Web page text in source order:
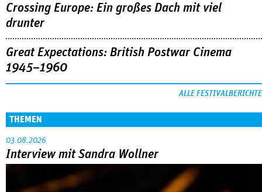
Crossing Europe: Ein großes Dach mit viel
drunter
Great Expectations: British Postwar Cinema
1945–1960
ALLE FESTIVALBERICHTE
THEMEN
03.08.2026
Interview mit Sandra Wollner